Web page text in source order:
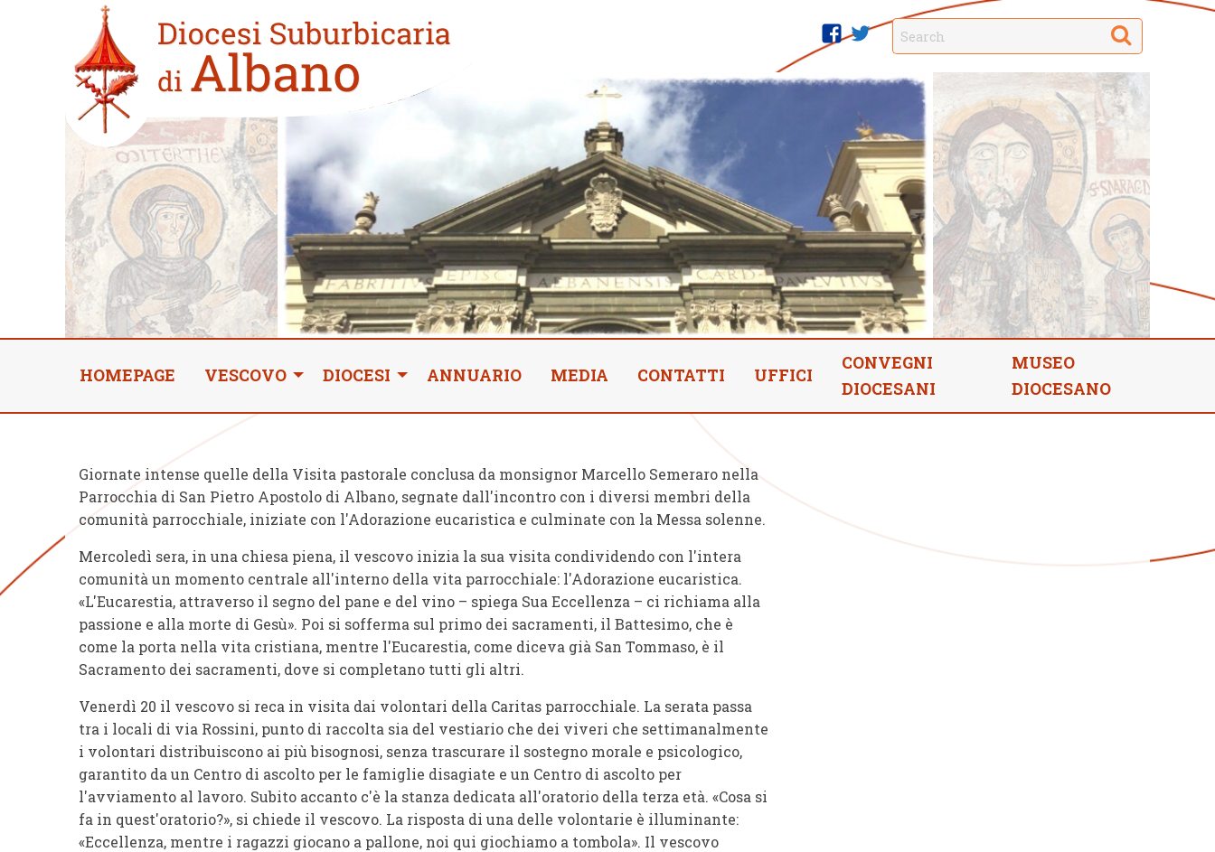
Home
new
twitter
facebook Search
HOMEPAGE VESCOVO DIOCESI ANNUARIO MEDIA CONTATTI UFFICI
CONVEGNI
DIOCESANI
MUSEO
DIOCESANO
Giornate intense quelle della Visita pastorale conclusa da monsignor Marcello Semeraro nella
Parrocchia di San Pietro Apostolo di Albano, segnate dall'incontro con i diversi membri della
comunità parrocchiale, iniziate con l'Adorazione eucaristica e culminate con la Messa solenne.
Mercoledì sera, in una chiesa piena, il vescovo inizia la sua visita condividendo con l'intera
comunità un momento centrale all'interno della vita parrocchiale: l'Adorazione eucaristica.
«L'Eucarestia, attraverso il segno del pane e del vino – spiega Sua Eccellenza – ci richiama alla
passione e alla morte di Gesù». Poi si sofferma sul primo dei sacramenti, il Battesimo, che è
come la porta nella vita cristiana, mentre l'Eucarestia, come diceva già San Tommaso, è il
Sacramento dei sacramenti, dove si completano tutti gli altri.
Venerdì 20 il vescovo si reca in visita dai volontari della Caritas parrocchiale. La serata passa
tra i locali di via Rossini, punto di raccolta sia del vestiario che dei viveri che settimanalmente
i volontari distribuiscono ai più bisognosi, senza trascurare il sostegno morale e psicologico,
garantito da un Centro di ascolto per le famiglie disagiate e un Centro di ascolto per
l'avviamento al lavoro. Subito accanto c'è la stanza dedicata all'oratorio della terza età. «Cosa si
fa in quest'oratorio?», si chiede il vescovo. La risposta di una delle volontarie è illuminante:
«Eccellenza, mentre i ragazzi giocano a pallone, noi qui giochiamo a tombola». Il vescovo